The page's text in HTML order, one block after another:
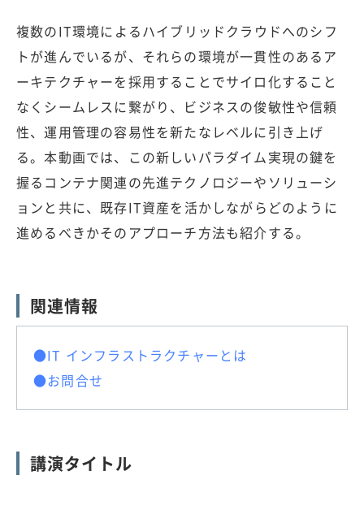
複数のIT環境によるハイブリッドクラウドへのシフ
トが進んでいるが、それらの環境が一貫性のあるア
ーキテクチャーを採用することでサイロ化すること
なくシームレスに繋がり、ビジネスの俊敏性や信頼
性、運用管理の容易性を新たなレベルに引き上げ
る。本動画では、この新しいパラダイム実現の鍵を
握るコンテナ関連の先進テクノロジーやソリューシ
ョンと共に、既存IT資産を活かしながらどのように
進めるべきかそのアプローチ方法も紹介する。
関連情報
●IT インフラストラクチャーとは
●お問合せ
講演タイトル